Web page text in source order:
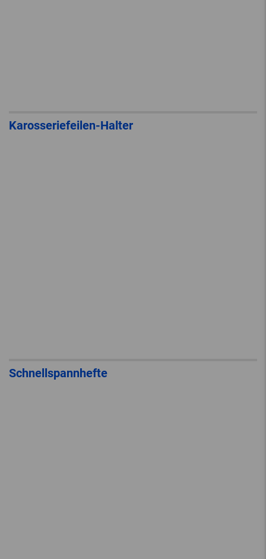
Karosseriefeilen-Halter
Schnellspannhefte